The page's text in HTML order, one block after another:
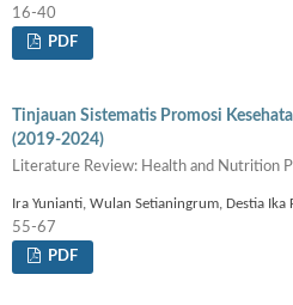
16-40
PDF
Tinjauan Sistematis Promosi
(2019-2024)
Literature Review: Health and Nutrition
Ira Yunianti, Wulan Setianingrum, Destia
55-67
PDF